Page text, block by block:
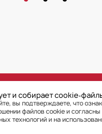
на сайте материалы принадлежат ООО «РГ-
на сайте, Пользователь сайта подтверждает,
на сайте, являются объектами
Девелопмент» (правообладателя).
разрешения правообладателя
интеллектуальной собственности, в
за собой право на взыскание штрафов,
а также на обращение в компетентные органы
и собирает
вы подтверждаете, что
файлов cookie и согласны
технологийи на